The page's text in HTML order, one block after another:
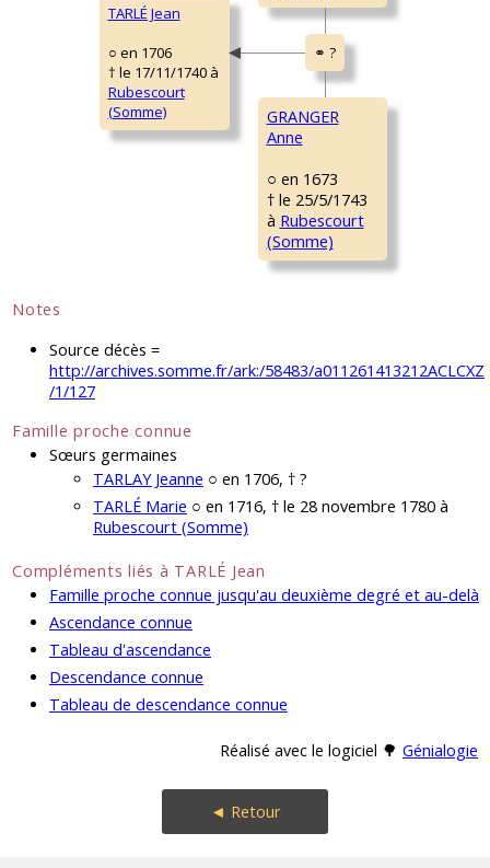
TARLÉ Jean
○ en 1706
† le 17/11/1740 à
Rubescourt
(Somme)
GRANGER
Anne
○ en 1673
† le 25/5/1743
à Rubescourt
(Somme)
Notes
Source décès =
http://archives.somme.fr/ark:/58483/a011261413212ACLCXZ
/1/127
Famille proche connue
Sœurs germaines
TARLAY Jeanne ○ en 1706, † ?
TARLÉ Marie ○ en 1716, † le 28 novembre 1780 à
Rubescourt (Somme)
Compléments liés à TARLÉ Jean
Famille proche connue jusqu'au deuxième degré et au-delà
Ascendance connue
Tableau d'ascendance
Descendance connue
Tableau de descendance connue
Réalisé avec le logiciel 🌳 Génialogie
◄ Retour